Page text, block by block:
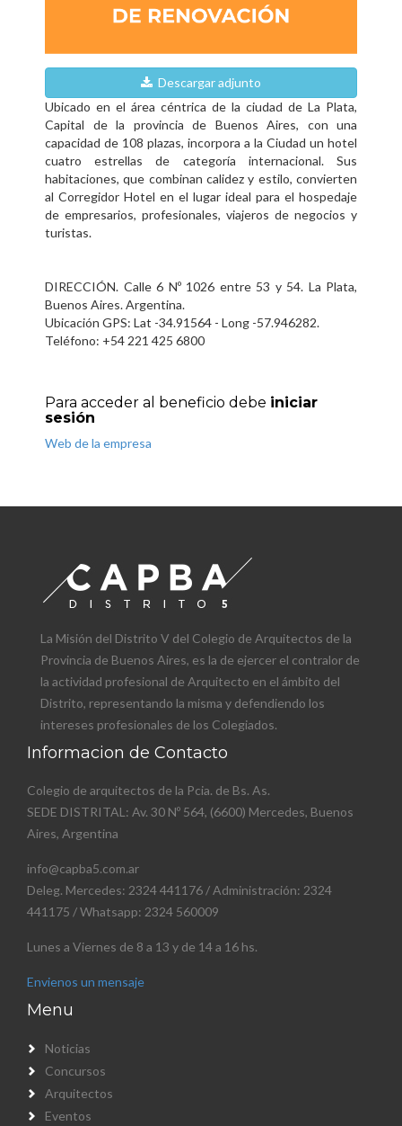
Descargar adjunto
Ubicado en el área céntrica de la ciudad de La Plata,
Capital de la provincia de Buenos Aires, con una
capacidad de 108 plazas, incorpora a la Ciudad un hotel
cuatro estrellas de categoría internacional. Sus
habitaciones, que combinan calidez y estilo, convierten
al Corregidor Hotel en el lugar ideal para el hospedaje
de empresarios, profesionales, viajeros de negocios y
turistas.
DIRECCIÓN. Calle 6 Nº 1026 entre 53 y 54. La Plata,
Buenos Aires. Argentina.
Ubicación GPS: Lat -34.91564 - Long -57.946282.
Teléfono: +54 221 425 6800
Para acceder al beneficio debe iniciar
sesión
Web de la empresa
La Misión del Distrito V del Colegio de Arquitectos de la
Provincia de Buenos Aires, es la de ejercer el contralor de
la actividad profesional de Arquitecto en el ámbito del
Distrito, representando la misma y defendiendo los
intereses profesionales de los Colegiados.
Informacion de Contacto
Colegio de arquitectos de la Pcia. de Bs. As.
SEDE DISTRITAL: Av. 30 Nº 564, (6600) Mercedes, Buenos
Aires, Argentina
info@capba5.com.ar
Deleg. Mercedes: 2324 441176 / Administración: 2324
441175 / Whatsapp: 2324 560009
Lunes a Viernes de 8 a 13 y de 14 a 16 hs.
Envienos un mensaje
Menu
Noticias
Concursos
Arquitectos
Eventos